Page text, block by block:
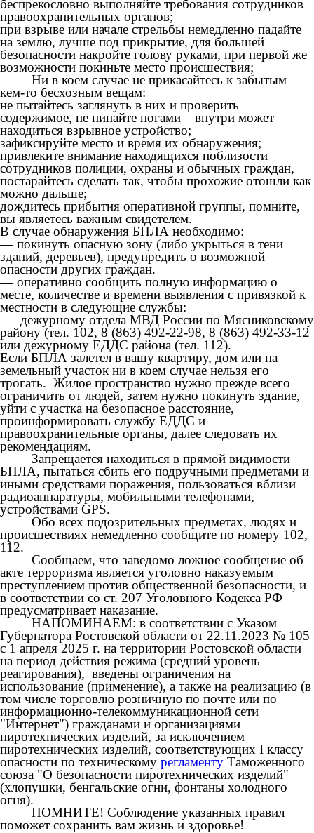
беспрекословно выполняйте требования сотрудников
правоохранительных органов;
при взрыве или начале стрельбы немедленно падайте
на землю, лучше под прикрытие, для большей
безопасности накройте голову руками, при первой же
возможности покиньте место происшествия;
Ни в коем случае не прикасайтесь к забытым
кем-то бесхозным вещам:
не пытайтесь заглянуть в них и проверить
содержимое, не пинайте ногами – внутри может
находиться взрывное устройство;
зафиксируйте место и время их обнаружения;
привлеките внимание находящихся поблизости
сотрудников полиции, охраны и обычных граждан,
постарайтесь сделать так, чтобы прохожие отошли как
можно дальше;
дождитесь прибытия оперативной группы, помните,
вы являетесь важным свидетелем.
В случае обнаружения БПЛА необходимо:
— покинуть опасную зону (либо укрыться в тени
зданий, деревьев), предупредить о возможной
опасности других граждан.
— оперативно сообщить полную информацию о
месте, количестве и времени выявления с привязкой к
местности в следующие службы:
— дежурному отдела МВД России по Мясниковскому
району (тел. 102, 8 (863) 492-22-98, 8 (863) 492-33-12
или дежурному ЕДДС района (тел. 112).
Если БПЛА залетел в вашу квартиру, дом или на
земельный участок ни в коем случае нельзя его
трогать. Жилое пространство нужно прежде всего
ограничить от людей, затем нужно покинуть здание,
уйти с участка на безопасное расстояние,
проинформировать службу ЕДДС и
правоохранительные органы, далее следовать их
рекомендациям.
Запрещается находиться в прямой видимости
БПЛА, пытаться сбить его подручными предметами и
иными средствами поражения, пользоваться вблизи
радиоаппаратуры, мобильными телефонами,
устройствами GPS.
Обо всех подозрительных предметах, людях и
происшествиях немедленно сообщите по номеру 102,
112.
Сообщаем, что заведомо ложное сообщение об
акте терроризма является уголовно наказуемым
преступлением против общественной безопасности, и
в соответствии со ст. 207 Уголовного Кодекса РФ
предусматривает наказание.
НАПОМИНАЕМ: в соответствии с Указом
Губернатора Ростовской области от 22.11.2023 № 105
с 1 апреля 2025 г. на территории Ростовской области
на период действия режима (средний уровень
реагирования), введены ограничения на
использование (применение), а также на реализацию (в
том числе торговлю розничную по почте или по
информационно-телекоммуникационной сети
"Интернет") гражданами и организациями
пиротехнических изделий, за исключением
пиротехнических изделий, соответствующих I классу
опасности по техническому регламенту Таможенного
союза "О безопасности пиротехнических изделий"
(хлопушки, бенгальские огни, фонтаны холодного
огня).
ПОМНИТЕ! Соблюдение указанных правил
поможет сохранить вам жизнь и здоровье!